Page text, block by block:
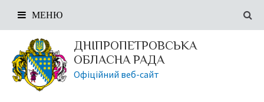
ДНІПРОПЕТРОВСЬКА
ОБЛАСНА РАДА
Офіційний веб-сайт
МЕНЮ